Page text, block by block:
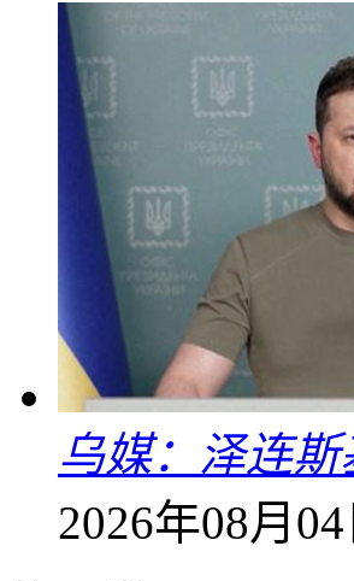
乌媒：泽连
2026年08月